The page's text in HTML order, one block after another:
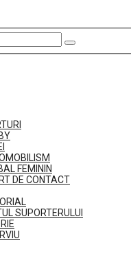
FEMININ
DE CONTACT
SUPORTERULUI